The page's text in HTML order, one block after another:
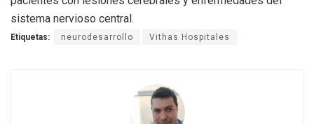
sistema nervioso central.
Etiquetas: neurodesarrollo Vithas Hospitales